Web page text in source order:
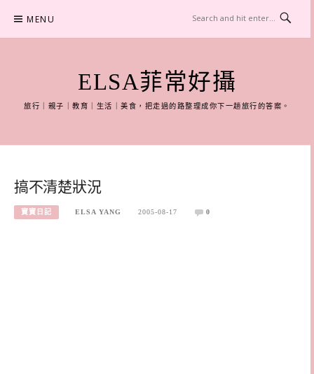
content
MENU
ELSA菲常好攝
旅行｜親子｜教育｜生活｜美食，把走過的路整理成你下一趟旅行的答案。
搞不清楚狀況
寶寶日記 ELSA YANG 2005-08-17 0